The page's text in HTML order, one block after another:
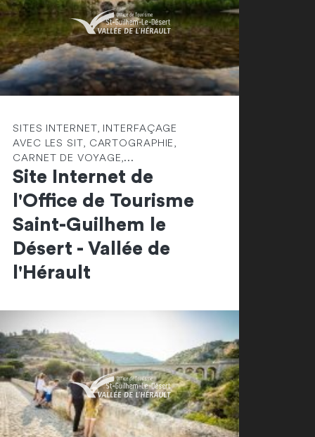
SITES INTERNET, INTERFAÇAGE
AVEC LES SIT, CARTOGRAPHIE,
CARNET DE VOYAGE,...
Site Internet de
l'Office de Tourisme
Saint-Guilhem le
Désert - Vallée de
l'Hérault